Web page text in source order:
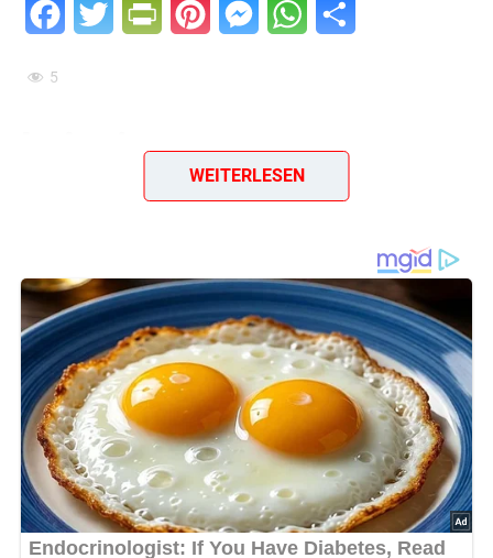
FacebookTwitter PrintFriendly
PinterestMessengerWhatsApp
5
Leipziger
Blumenkohlsuppe – Eine
herzhafte Köstlichkeit
Leipziger Blumenkohlsuppeist ein Klassiker der
ostdeutschen Küche, der mit seiner Einfachheit und
seinem feinen Geschmack überzeugt. Diese Suppe
kombiniert zarten Blumenkohl, eine cremige Basis und
eine leichte Würze zu einem Gericht, das perfekt für jede
Jahreszeit ist. Ob als Vorspeise oder leichtes Hauptgericht
– diese Suppe wärmt von innen und bringt den
Geschmack der Heimat auf den Tisch.
WEITERLESEN